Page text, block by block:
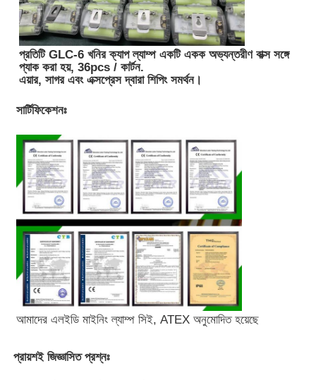
প্রতিটি GLC-6 খনির ক্যাপ ল্যাম্প একটি একক অভ্যন্তরীণ বাক্স সঙ্গে
প্যাক করা হয়, 36pcs / কার্টন.
এয়ার, সাগর এবং এক্সপ্রেস দ্বারা শিপিং সমর্থন।
সার্টিফিকেশনঃ
আমাদের এলইডি মাইনিং ল্যাম্প সিই, ATEX অনুমোদিত হয়েছে
প্রায়শই জিজ্ঞাসিত প্রশ্নঃ